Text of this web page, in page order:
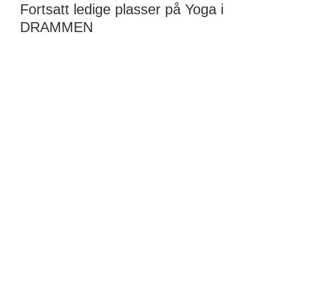
Fortsatt ledige plasser på Yoga i
DRAMMEN